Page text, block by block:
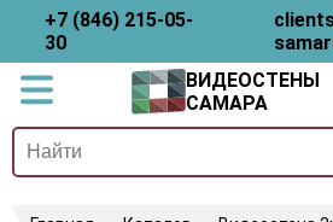
+7 (846) 215-05-
30
ВИДЕОСТЕНЫ
САМАРА